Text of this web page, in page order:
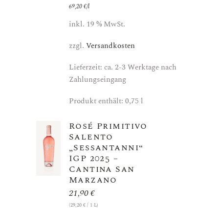
69,20€/l
inkl. 19 % MwSt.
zzgl. Versandkosten
Lieferzeit: ca. 2-3 Werktage nach
Zahlungseingang
Produkt enthält: 0,75 l
Rosé Primitivo
Salento
„Sessantanni“
IGP 2025 –
Cantina San
Marzano
21,90€
(29,20€/ 1 L)